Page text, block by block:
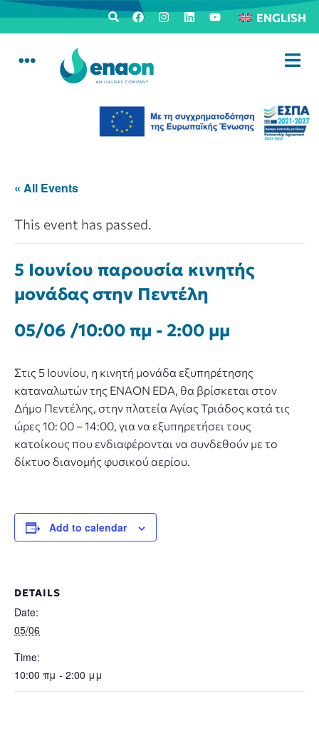
ENGLISH
« All Events
This event has passed.
5 Ιουνίου παρουσία κινητής
μονάδας στην Πεντέλη
05/06 /10:00 πμ - 2:00 μμ
Στις 5 Ιουνίου, η κινητή μονάδα εξυπηρέτησης
καταναλωτών της ENAON EDA, θα βρίσκεται στον
Δήμο Πεντέλης, στην πλατεία Αγίας Τριάδος κατά τις
ώρες 10: 00 – 14:00, για να εξυπηρετήσει τους
κατοίκους που ενδιαφέρονται να συνδεθούν με το
δίκτυο διανομής φυσικού αερίου.
Add to calendar
DETAILS
Date:
05/06
Time:
10:00 πμ - 2:00 μμ